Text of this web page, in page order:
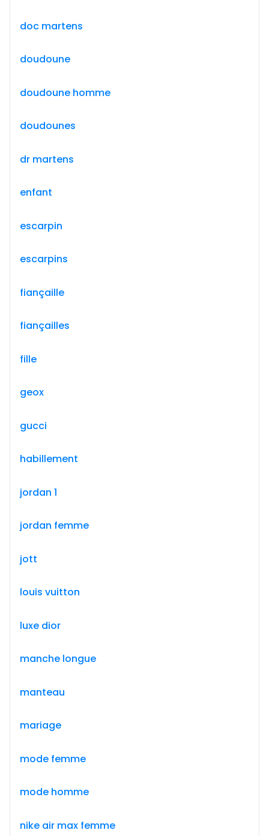
doc martens
doudoune
doudoune homme
doudounes
dr martens
enfant
escarpin
escarpins
fiançaille
fiançailles
fille
geox
gucci
habillement
jordan 1
jordan femme
jott
louis vuitton
luxe dior
manche longue
manteau
mariage
mode femme
mode homme
nike air max femme